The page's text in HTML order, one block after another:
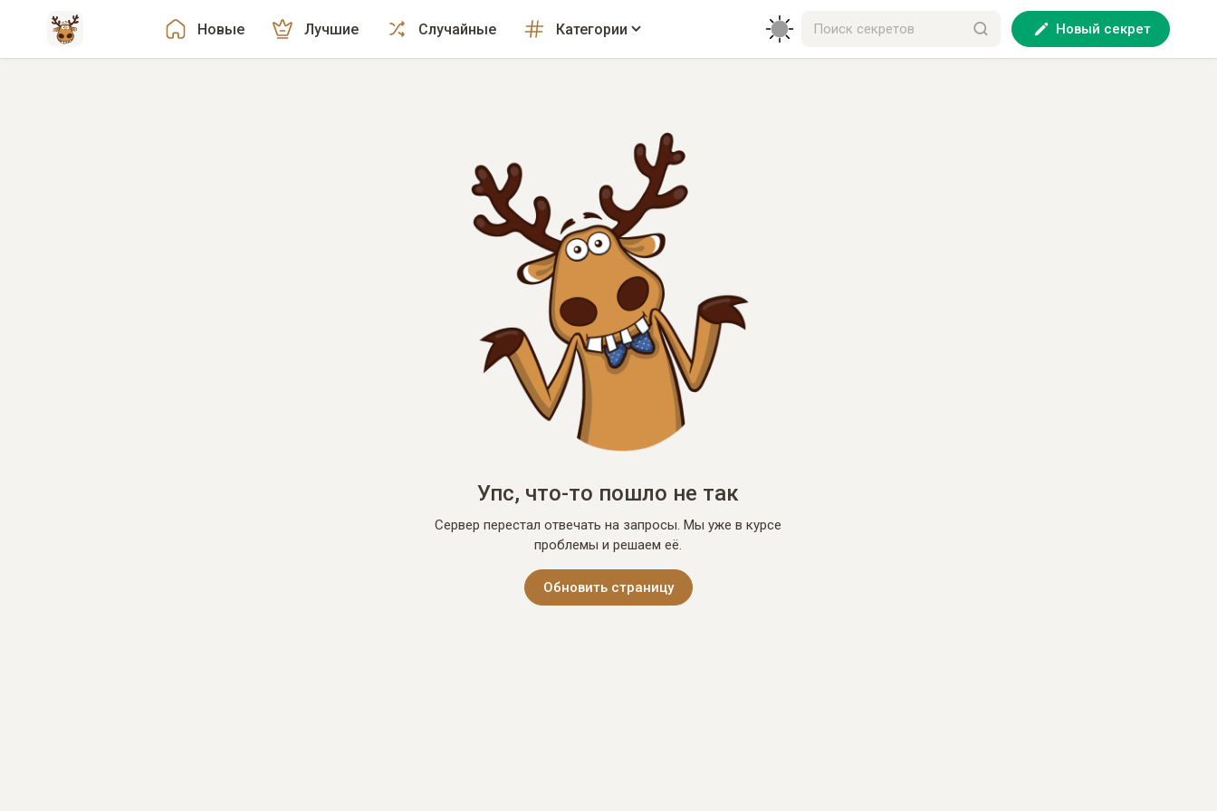
Новые Лучшие Случайные Категории Новый секрет
Упс, что-то пошло не так
Сервер перестал отвечать на запросы. Мы уже в курсе
проблемы и решаем её.
Обновить страницу